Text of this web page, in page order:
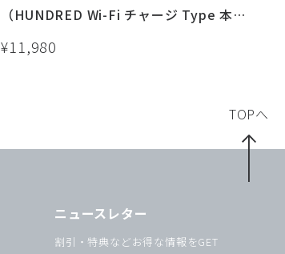
（HUNDRED Wi-Fi チャージ Type 本
体）USB / 車載 / バッテリーレス
¥11,980
ニュースレター
割引・特典などお得な情報をGET
TOPへ